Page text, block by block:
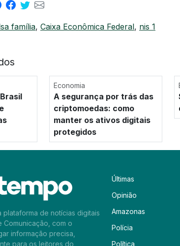
família, Caixa Econômica Federal, nis 1
Economia
A segurança por trás das
criptomoedas: como
manter os ativos digitais
protegidos
plataforma de notícias digitais
Comunicação, com o
informação precisa,
para os leitores do
Últimas
Opinião
Amazonas
Polícia
Política